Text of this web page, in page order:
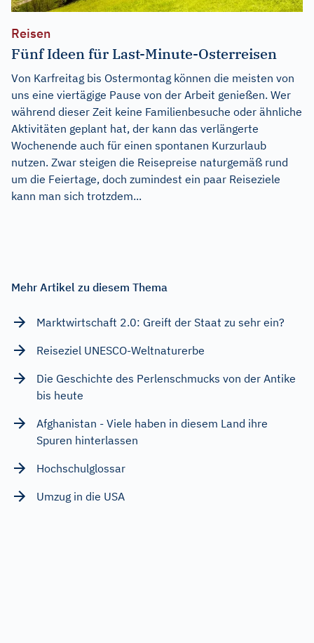
Reisen
Fünf Ideen für Last-Minute-Osterreisen
Von Karfreitag bis Ostermontag können die meisten von
uns eine viertägige Pause von der Arbeit genießen. Wer
während dieser Zeit keine Familienbesuche oder ähnliche
Aktivitäten geplant hat, der kann das verlängerte
Wochenende auch für einen spontanen Kurzurlaub
nutzen. Zwar steigen die Reisepreise naturgemäß rund
um die Feiertage, doch zumindest ein paar Reiseziele
kann man sich trotzdem...
Mehr Artikel zu diesem Thema
Marktwirtschaft 2.0: Greift der Staat zu sehr ein?
Reiseziel UNESCO-Weltnaturerbe
Die Geschichte des Perlenschmucks von der Antike
bis heute
Afghanistan - Viele haben in diesem Land ihre
Spuren hinterlassen
Hochschulglossar
Umzug in die USA